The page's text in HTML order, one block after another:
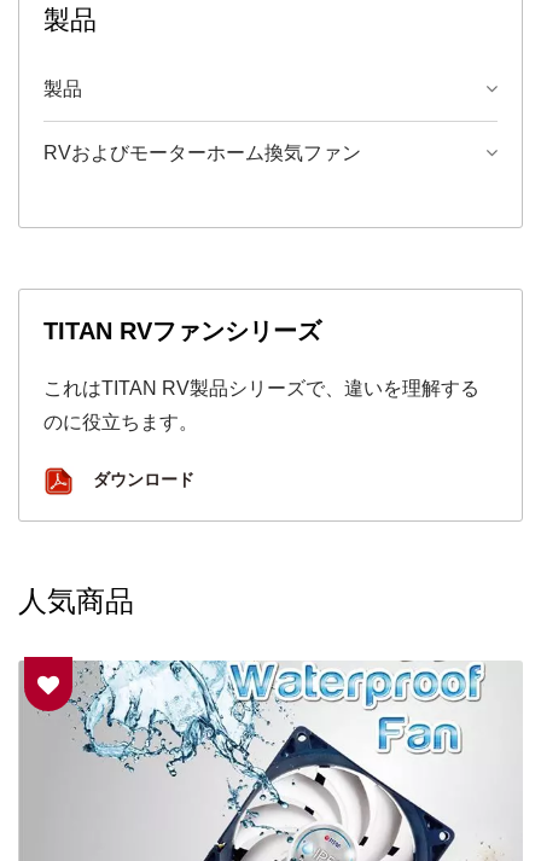
製品
製品
RVおよびモーターホーム換気ファン
TITAN RVファンシリーズ
これはTITAN RV製品シリーズで、違いを理解する
のに役立ちます。
ダウンロード
人気商品